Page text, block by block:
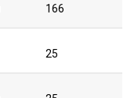
166
25